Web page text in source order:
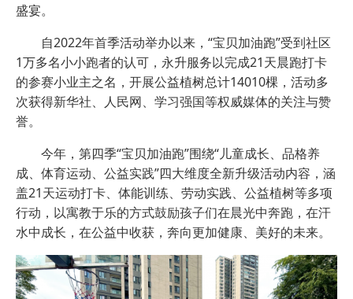
盛宴。
自2022年首季活动举办以来，“宝贝加油跑”受到社区
1万多名小小跑者的认可，永升服务以完成21天晨跑打卡
的参赛小业主之名，开展公益植树总计14010棵，活动多
次获得新华社、人民网、学习强国等权威媒体的关注与赞
誉。
今年，第四季“宝贝加油跑”围绕“儿童成长、品格养
成、体育运动、公益实践”四大维度全新升级活动内容，涵
盖21天运动打卡、体能训练、劳动实践、公益植树等多项
行动，以寓教于乐的方式鼓励孩子们在晨光中奔跑，在汗
水中成长，在公益中收获，奔向更加健康、美好的未来。